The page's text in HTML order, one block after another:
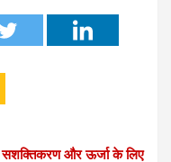
सशक्तिकरण और ऊर्जा के लिए